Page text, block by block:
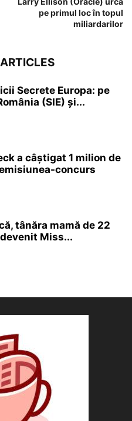
pe primul loc în topul
miliardarilor
Secrete Europa: pe
(SIE) și...
a câștigat 1 milion de
concurs
tânăra mamă de 22
Miss...